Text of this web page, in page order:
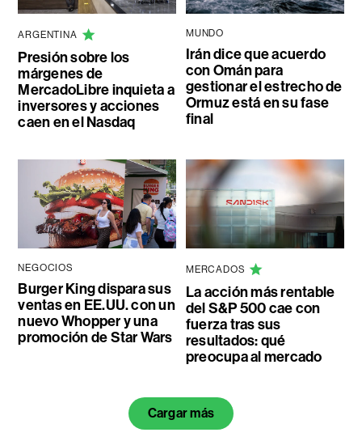
ARGENTINA
Presión sobre los
márgenes de
MercadoLibre inquieta a
inversores y acciones
caen en el Nasdaq
MUNDO
Irán dice que acuerdo
con Omán para
gestionar el estrecho de
Ormuz está en su fase
final
NEGOCIOS
Burger King dispara sus
ventas en EE.UU. con un
nuevo Whopper y una
promoción de Star Wars
MERCADOS
La acción más rentable
del S&P 500 cae con
fuerza tras sus
resultados: qué
preocupa al mercado
Cargar más